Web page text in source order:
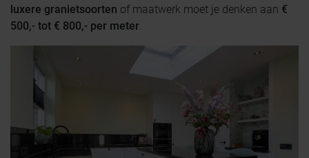
luxere granietsoorten of maatwerk moet je denken aan €
500,- tot € 800,- per meter.